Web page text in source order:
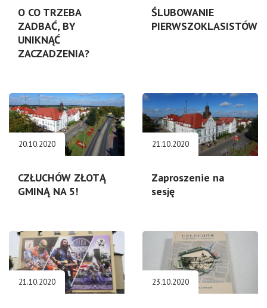
O CO TRZEBA
ZADBAĆ, BY
UNIKNĄĆ
ZACZADZENIA?
ŚLUBOWANIE
PIERWSZOKLASISTÓW
20.10.2020
CZŁUCHÓW ZŁOTĄ
GMINĄ NA 5!
21.10.2020
Zaproszenie na
sesję
21.10.2020 23.10.2020